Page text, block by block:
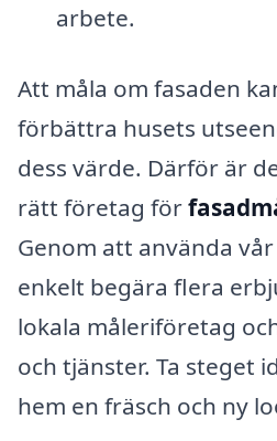
arbete.
Att måla om fasaden
förbättra husets
dess värde. Därför är
rätt företag för
Genom att använda
enkelt begära flera
lokala måleriföretag
och tjänster. Ta steget
hem en fräsch och ny